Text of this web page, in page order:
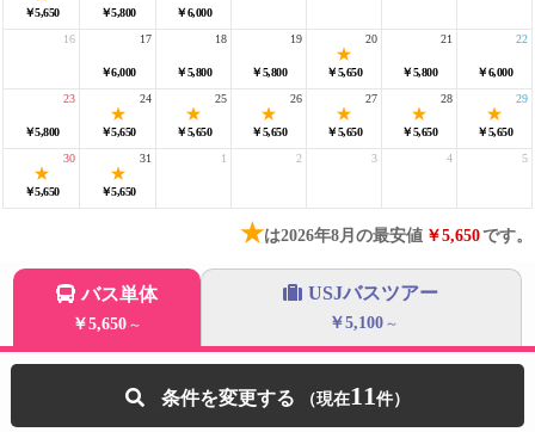
￥5,650 ￥5,800 ￥6,000
16
￥6,000
17
￥5,800
18
￥5,800
19
￥5,650
20
￥5,800
21
￥6,000
22
￥5,800
23
￥5,650
24
￥5,650
25
￥5,650
26
￥5,650
27
￥5,650
28
￥5,650
29
￥5,650
30
￥5,650
31 1 2 3 4 5
★は2026年8月の最安値 ￥5,650です。
バス単体
￥5,650 ～
USJバスツアー
￥5,100 ～
条件を変更する 11